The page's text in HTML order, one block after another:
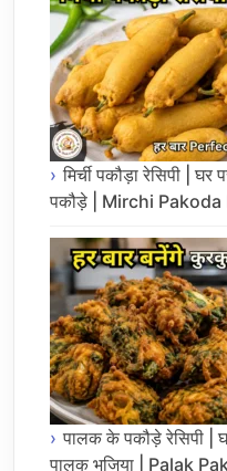
मिर्ची पकौड़ा रेसिपी | घर
पकौड़े | Mirchi
पालक के पकौड़े रेसिपी |
पालक भजिया | Palak